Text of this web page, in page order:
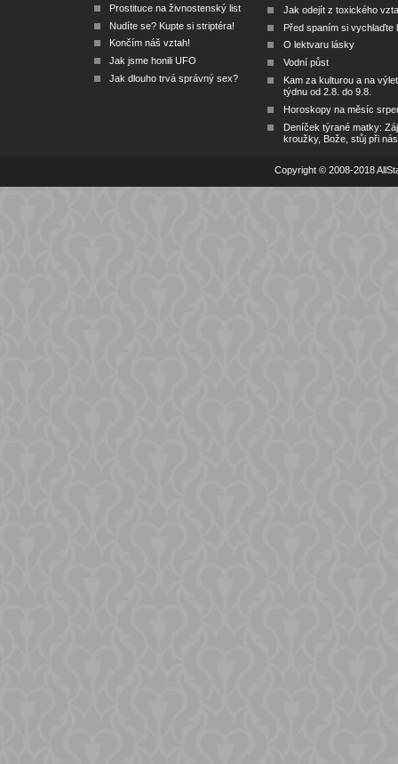
Prostituce na živnostenský list
Nudíte se? Kupte si striptéra!
Končím náš vztah!
Jak jsme honili UFO
Jak dlouho trvá správný sex?
Jak odejít z toxického
Před spaním si vychlaďte
O lektvaru lásky
Vodní půst
Kam za kulturou a na
týdnu od 2.8. do 9.8.
Horoskopy na měsíc
Deníček týrané matky:
kroužky, Bože, stůj při nás
Copyright © 2008-2018